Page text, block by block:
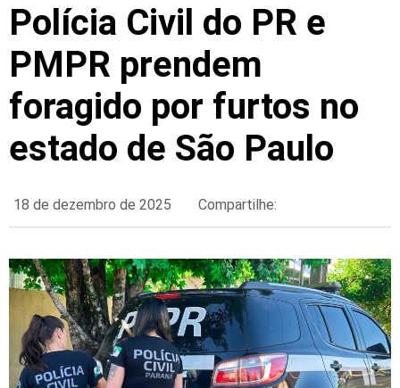
Polícia Civil do PR e
PMPR prendem
foragido por furtos no
estado de São Paulo
18 de dezembro de 2025 Compartilhe: